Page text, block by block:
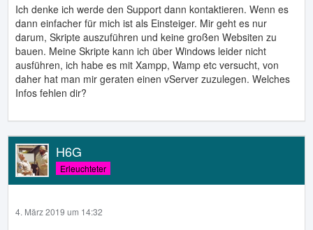
Ich denke ich werde den Support dann kontaktieren. Wenn es
dann einfacher für mich ist als Einsteiger. Mir geht es nur
darum, Skripte auszuführen und keine großen Websiten zu
bauen. Meine Skripte kann ich über Windows leider nicht
ausführen, ich habe es mit Xampp, Wamp etc versucht, von
daher hat man mir geraten einen vServer zuzulegen. Welches
Infos fehlen dir?
H6G
Erleuchteter
4. März 2019 um 14:32